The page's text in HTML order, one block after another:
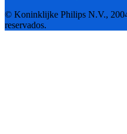
© Koninklijke Philips N.V.,
reservados.